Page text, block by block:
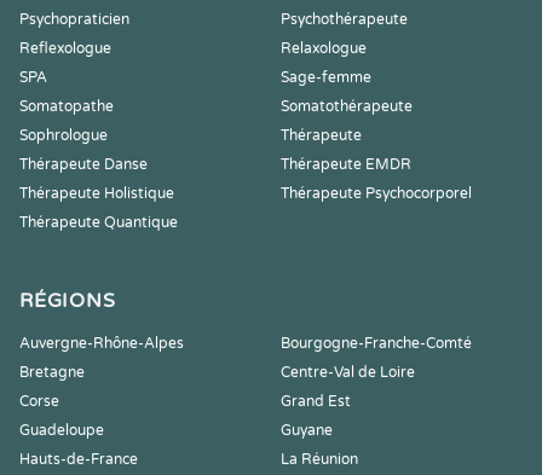
Psychopraticien
Psychothérapeute
Reflexologue
Relaxologue
SPA
Sage-femme
Somatopathe
Somatothérapeute
Sophrologue
Thérapeute
Thérapeute Danse
Thérapeute EMDR
Thérapeute Holistique
Thérapeute Psychocorporel
Thérapeute Quantique
RÉGIONS
Auvergne-Rhône-Alpes
Bourgogne-Franche-Comté
Bretagne
Centre-Val de Loire
Corse
Grand Est
Guadeloupe
Guyane
Hauts-de-France
La Réunion